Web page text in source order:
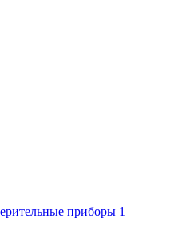
приборы 1